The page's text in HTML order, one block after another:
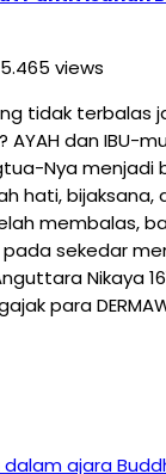
views
tidak terbalas
AYAH dan IBU-
Nya menjadi
hati,
membalas,
sekedar
Nikaya
para